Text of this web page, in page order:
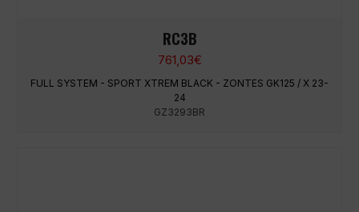
RC3B
761,03€
FULL SYSTEM - SPORT XTREM BLACK - ZONTES GK125 / X 23-
24
GZ3293BR